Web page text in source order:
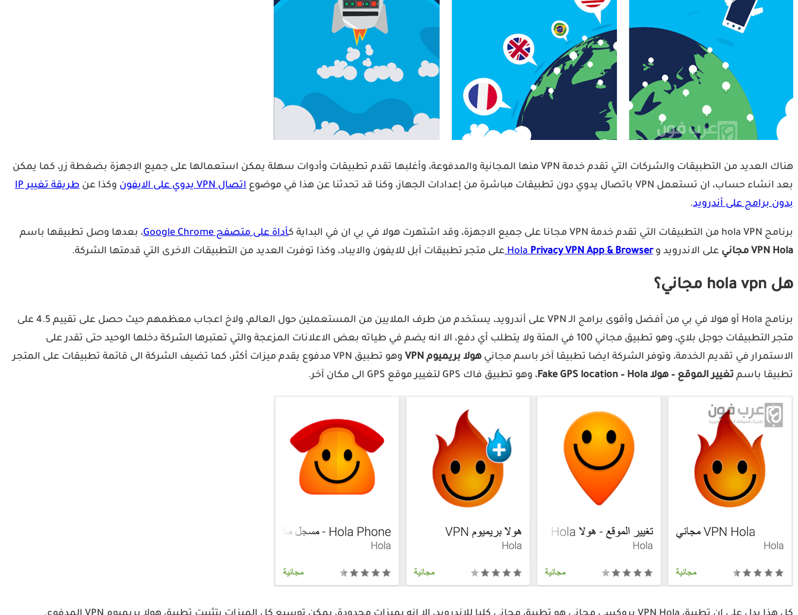
هناك العديد من التطبيقات والشركات التي تقدم خدمة VPN منها المجانية والمدفوعة، وأغلبها تقدم تطبيقات وأدوات سهلة يمكن استعمالها على جميع الاجهزة بضغطة زر، كما يمكن
بعد انشاء حساب، ان تستعمل VPN باتصال يدوي دون تطبيقات مباشرة من إعدادات الجهاز، وكنا قد تحدثنا عن هذا في موضوع
اتصال VPN يدوي على الايفون وكذا عن
طريقة تغيير IP
بدون برامج على أندرويد.
برنامج hola VPN من التطبيقات التي تقدم خدمة VPN مجانا على جميع الاجهزة، وقد اشتهرت هولا في بي ان في البداية ك أداة على متصفح Google Chrome
، بعدها وصل تطبيقها باسم
VPN Hola‏ مجاني
على الاندرويد و HolaPrivacy VPN App & Browser على متجر تطبيقات آبل للايفون والايباد، وكذا توفرت العديد من التطبيقات الاخرى التي قدمتها الشركة.
هل hola vpn مجاني؟
برنامج Hola أو هولا في بي من أفضل وأقوى برامج الـ VPN على أندرويد، يستخدم من طرف الملايين من المستعملين حول العالم، ولاخ اعجاب معظمهم حيث حصل على تقييم 4.5 على
متجر التطبيقات جوجل بلاي، وهو تطبيق مجاني 100 في المئة ولا يتطلب أي دفع، الا انه يضم في طياته بعض الاعلانات المزعجة والتي تعتبرها الشركة دخلها الوحيد حتى تقدر على
الاستمرار في تقديم الخدمة، وتوفر الشركة ايضا تطبيقا آخر باسم مجاني هولا بريميوم VPN
وهو تطبيق VPN مدفوع يقدم ميزات أكثر، كما تضيف الشركة الى قائمة تطبيقات على المتجر
تطبيقا باسم تغيير الموقع – هولا Fake GPS location – Hola ، وهو تطبيق فاك GPS لتغيير موقع GPS الى مكان آخر.